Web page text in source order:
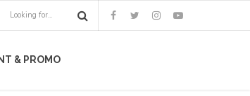
& PROMO